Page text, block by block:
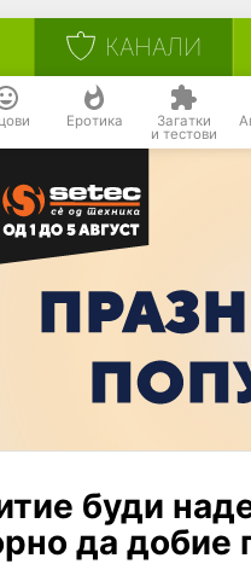
КАНАЛИ
Еротика Загатки
и тестови
буди
да добие